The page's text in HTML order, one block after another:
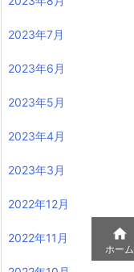
2023年7月
2023年6月
2023年5月
2023年4月
2023年3月
2022年12月
2022年11月 
ホーム